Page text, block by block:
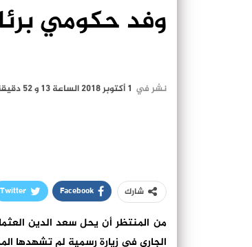
وفد حكومي
نشر في 1 أكتوبر 2018 الساعة 13 و 52 دقيقة
شارك Facebook
Twitter
من المنتظر أن يحل سعد الدين
الجاري في زيارة رسمية لم تشهدها